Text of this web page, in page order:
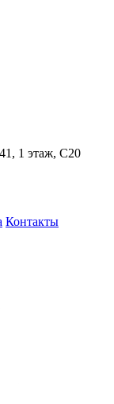
1 этаж, С20
Контакты